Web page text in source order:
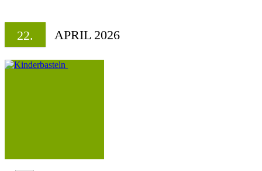
22. APRIL 2026